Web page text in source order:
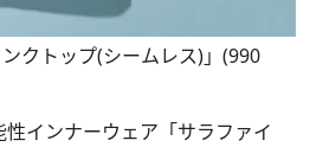
クトップ(シームレス)」(990
インナーウェア「サラファイ